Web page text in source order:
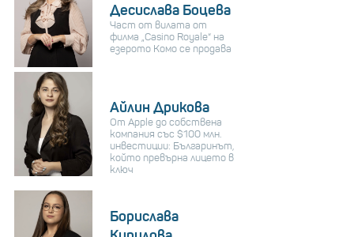
Десислава Боцева
Част от вилата от
филма „Casino Royale“ на
езерото Комо се продава
Айлин Дрикова
От Apple до собствена
компания със $100 млн.
инвестиции: Българинът,
който превърна лицето в
ключ
Борислава